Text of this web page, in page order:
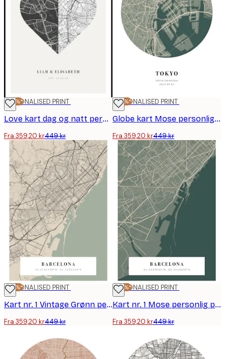
-20%*
PERSONALISED PRINT
Love kart dag og natt personlig plakat
Fra 359,20 kr449 kr
-20%*
PERSONALISED PRINT
Globe kart Mose personlig plakat
Fra 359,20 kr449 kr
-20%*
PERSONALISED PRINT
Kart nr. 1 Vintage Grønn personlig plakat
Fra 359,20 kr449 kr
-20%*
PERSONALISED PRINT
Kart nr. 1 Mose personlig plakat
Fra 359,20 kr449 kr